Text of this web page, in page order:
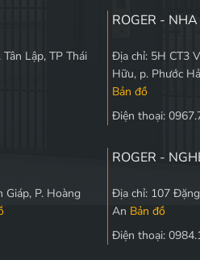
Lập, TP Thái
ROGER -
Địa chỉ: 5H CT3
Hữu, p. Phước
Bản đồ
Điện thoại:
P. Hoàng
ROGER -
Địa chỉ: 107
An Bản đồ
Điện thoại: